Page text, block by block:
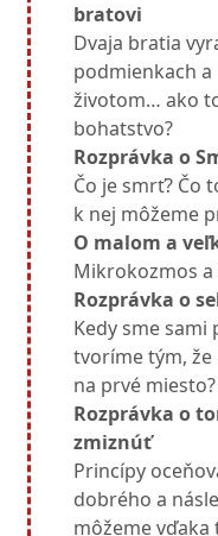
bratovi
Dvaja bratia
podmienkach
životom… ako
bohatstvo?
Rozprávka o
Čo je smrť? Čo
k nej môžeme
O malom a
Mikrokozmos
Rozprávka o
Kedy sme sami
tvoríme tým,
na prvé miesto?
Rozprávka o
zmiznúť
Princípy
dobrého a
môžeme